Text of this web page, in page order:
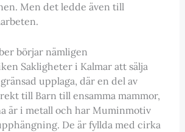
Men det ledde även till
börjar nämligen
Sakligheter i Kalmar att sälja
upplaga, där en del av
till Barn till ensamma mammor,
är i metall och har Muminmotiv
De är fyllda med cirka